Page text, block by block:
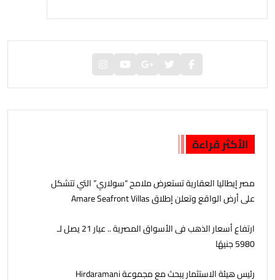
الأكثر قراءة
مصر إيطاليا العقارية تستعرض ملامح “سولاري” التي تتشكل
على أرض الواقع وتعلن إطلاق Amare Seafront Villas
ارتفاع أسعار الذهب فى الأسواق المصرية .. عيار 21 يصل لـ
5980 جنيهًا
رئيس هيئة الاستثمار يبحث مع مجموعة Hirdaramani